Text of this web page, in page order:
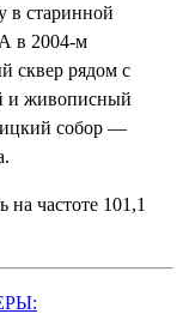
в старинной
в 2004-м
сквер рядом с
и живописный
собор —
частоте 101,1